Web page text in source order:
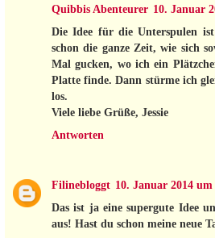
Quibbis Abenteurer 10. Januar
Die Idee für die Unterspulen
schon die ganze Zeit, wie sich
Mal gucken, wo ich ein
Platte finde. Dann stürme ich
los.
Viele liebe Grüße, Jessie
Antworten
Filinebloggt 10. Januar 2014 um
Das ist ja eine supergute Idee
aus! Hast du schon meine neue